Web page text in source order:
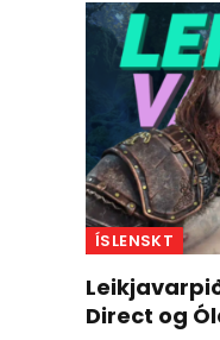
ÍSLENSKT
Direct og